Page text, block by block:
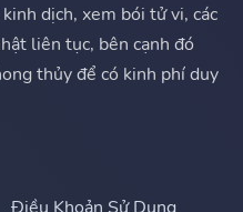
dịch, xem bói tử vi, các
liên tục, bên cạnh đó
thủy để có kinh phí duy